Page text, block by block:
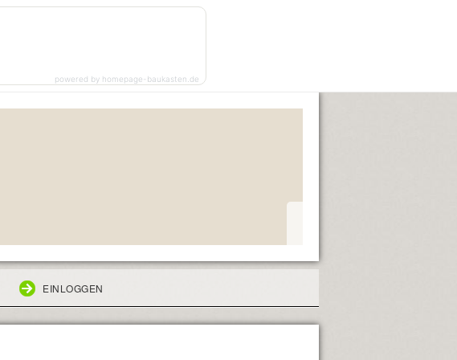
EINLOGGEN
powered by homepage-baukasten.de